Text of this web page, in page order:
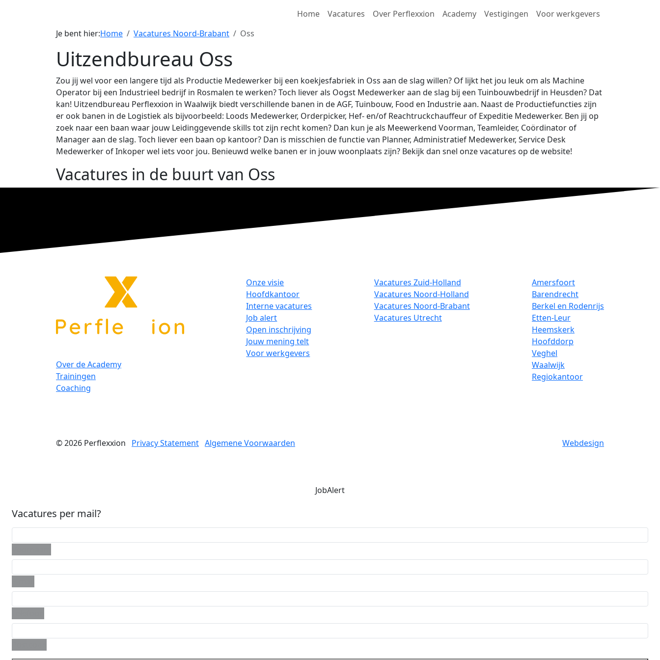
Home Vacatures Over Perflexxion Academy Vestigingen
Voor werkgevers
Je bent hier:Home Vacatures Noord-Brabant Oss
Uitzendbureau Oss
Zou jij wel voor een langere tijd als Productie Medewerker bij een koekjesfabriek in Oss aan de slag willen? Of lijkt het jou leuk om als Machine
Operator bij een Industrieel bedrijf in Rosmalen te werken? Toch liever als Oogst Medewerker aan de slag bij een Tuinbouwbedrijf in Heusden? Dat
kan! Uitzendbureau Perflexxion in Waalwijk biedt verschillende banen in de AGF, Tuinbouw, Food en Industrie aan. Naast de Productiefuncties zijn
er ook banen in de Logistiek als bijvoorbeeld: Loods Medewerker, Orderpicker, Hef- en/of Reachtruckchauffeur of Expeditie Medewerker. Ben jij op
zoek naar een baan waar jouw Leidinggevende skills tot zijn recht komen? Dan kun je als Meewerkend Voorman, Teamleider, Coördinator of
Manager aan de slag. Toch liever een baan op kantoor? Dan is misschien de functie van Planner, Administratief Medewerker, Service Desk
Medewerker of Inkoper wel iets voor jou. Benieuwd welke banen er in jouw woonplaats zijn? Bekijk dan snel onze vacatures op de website!
Vacatures in de buurt van Oss
Over de Academy
Trainingen
Coaching
Onze visie
Hoofdkantoor
Interne vacatures
Job alert
Open inschrijving
Jouw mening telt
Voor werkgevers
Vacatures Zuid-Holland
Vacatures Noord-Holland
Vacatures Noord-Brabant
Vacatures Utrecht
Amersfoort
Barendrecht
Berkel en Rodenrijs
Etten-Leur
Heemskerk
Hoofddorp
Veghel
Waalwijk
Regiokantoor
© 2026 Perflexxion Privacy Statement Algemene Voorwaarden Webdesign
JobAlert
Vacatures per mail?